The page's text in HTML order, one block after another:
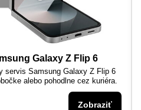
Galaxy Z Flip 6
servis Samsung Galaxy Z Flip 6
alebo pohodlne cez kuriéra.
Zobraziť